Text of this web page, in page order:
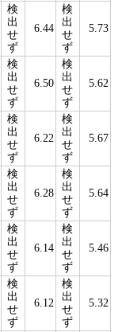
検
出
せ
ず
6.44
検
出
せ
ず
5.73
検
出
せ
ず
6.50
検
出
せ
ず
5.62
検
出
せ
ず
6.22
検
出
せ
ず
5.67
検
出
せ
ず
6.28
検
出
せ
ず
5.64
検
出
せ
ず
6.14
検
出
せ
ず
5.46
検
出
せ
ず
6.12
検
出
せ
ず
5.32